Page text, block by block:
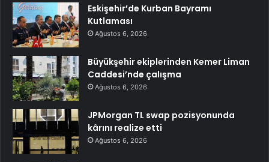
Eskişehir’de Kurban Bayramı
Kutlaması
Ağustos 6, 2026
Büyükşehir ekiplerinden Kemer Liman
Caddesi’nde çalışma
Ağustos 6, 2026
JPMorgan TL swap pozisyonunda
kârını realize etti
Ağustos 6, 2026